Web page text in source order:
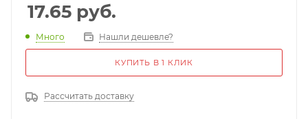
17.65 руб.
Много Нашли дешевле?
КУПИТЬ В 1 КЛИК
Рассчитать доставку